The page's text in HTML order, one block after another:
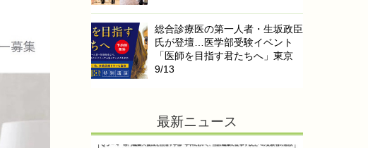
総合診療医の第一人者・生坂政臣
氏が登壇…医学部受験イベント
「医師を目指す君たちへ」東京
9/13
最新ニュース